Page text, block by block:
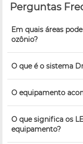
Perguntas
Em quais áreas
ozônio?
O que é o sistema
O equipamento
O que significa os
equipamento?